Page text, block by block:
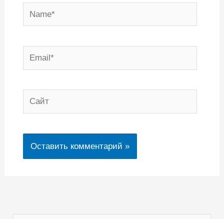
Name*
Email*
Сайт